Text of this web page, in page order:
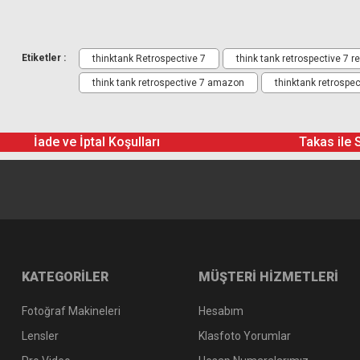
Etiketler : thinktank Retrospective 7 think tank retrospective 7
think tank retrospective 7 amazon thinktank
İade ve İptal Koşulları Takas ile
KATEGORİLER
Fotoğraf Makineleri
Lensler
MÜŞTERİ HİZMETLERİ
Hesabım
Klasfoto Yorumlar